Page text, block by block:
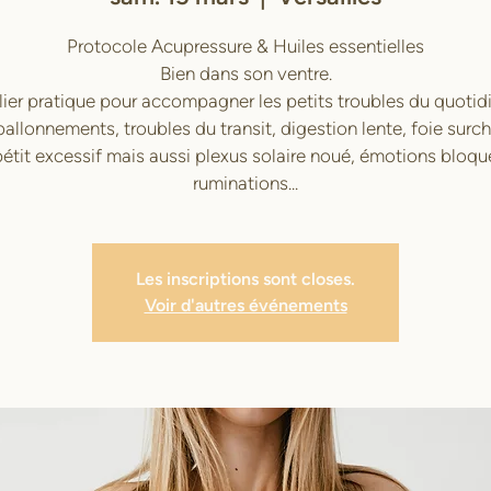
Protocole Acupressure & Huiles essentielles
Bien dans son ventre.
pratique pour accompagner les petits troubles du
troubles du transit, digestion lente, foie
excessif mais aussi plexus solaire noué, émotions
ruminations...
Les inscriptions sont closes.
Voir d'autres événements